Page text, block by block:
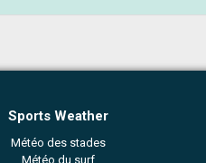
Sports Weather
Météo des stades
Météo du surf